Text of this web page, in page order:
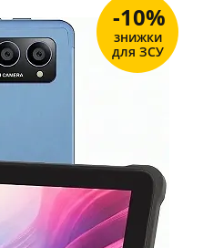
-10%
знижки
для ЗСУ